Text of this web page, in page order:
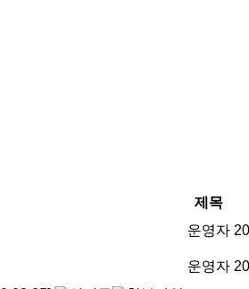
제목
운영자
운영자